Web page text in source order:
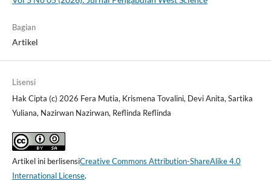
Bagian
Artikel
Lisensi
Hak Cipta (c) 2026 Fera Mutia, Krismena Tovalini, Devi Anita, Sartika
Yuliana, Nazirwan Nazirwan, Reflinda Reflinda
Artikel ini berlisensiCreative Commons Attribution-ShareAlike 4.0
International License.